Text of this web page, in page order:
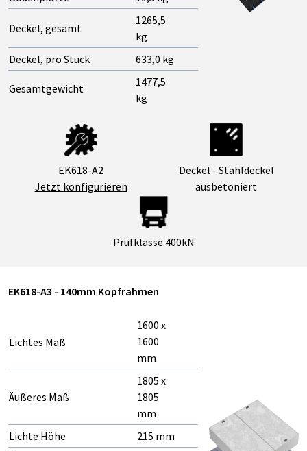
Deckel, gesamt
1265,5
kg
Deckel, pro Stück
633,0 kg
Gesamtgewicht
1477,5
kg
EK618-A2
Jetzt konfigurieren
Deckel - Stahldeckel
ausbetoniert
Prüfklasse 400kN
EK618-A3 - 140mm Kopfrahmen
Lichtes Maß
1600 x
1600
mm
Äußeres Maß
1805 x
1805
mm
Lichte Höhe
215 mm